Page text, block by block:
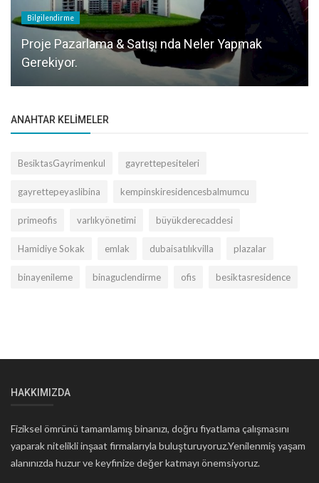
Bilgilendirme
Proje Pazarlama & Satışı nda Neler Yapmak
Gerekiyor.
ANAHTAR KELIMELER
BesiktasGayrimenkul gayrettepesiteleri
gayrettepeyaslibina kempinskiresidencesbalmumcu
primeofis varlıkyönetimi büyükderecaddesi
Hamidiye Sokak emlak dubaisatılıkvilla plazalar
binayenileme binaguclendirme ofis besiktasresidence
HAKKIMIZDA
Fiziksel ömrünü tamamlamış binanızı, doğru fiyatlama çalışmasını
yaparak nitelikli inşaat firmalarıyla buluşturuyoruz.Yenilenmiş yaşam
alanınızda huzur ve keyfinize değer katmayı önemsiyoruz.